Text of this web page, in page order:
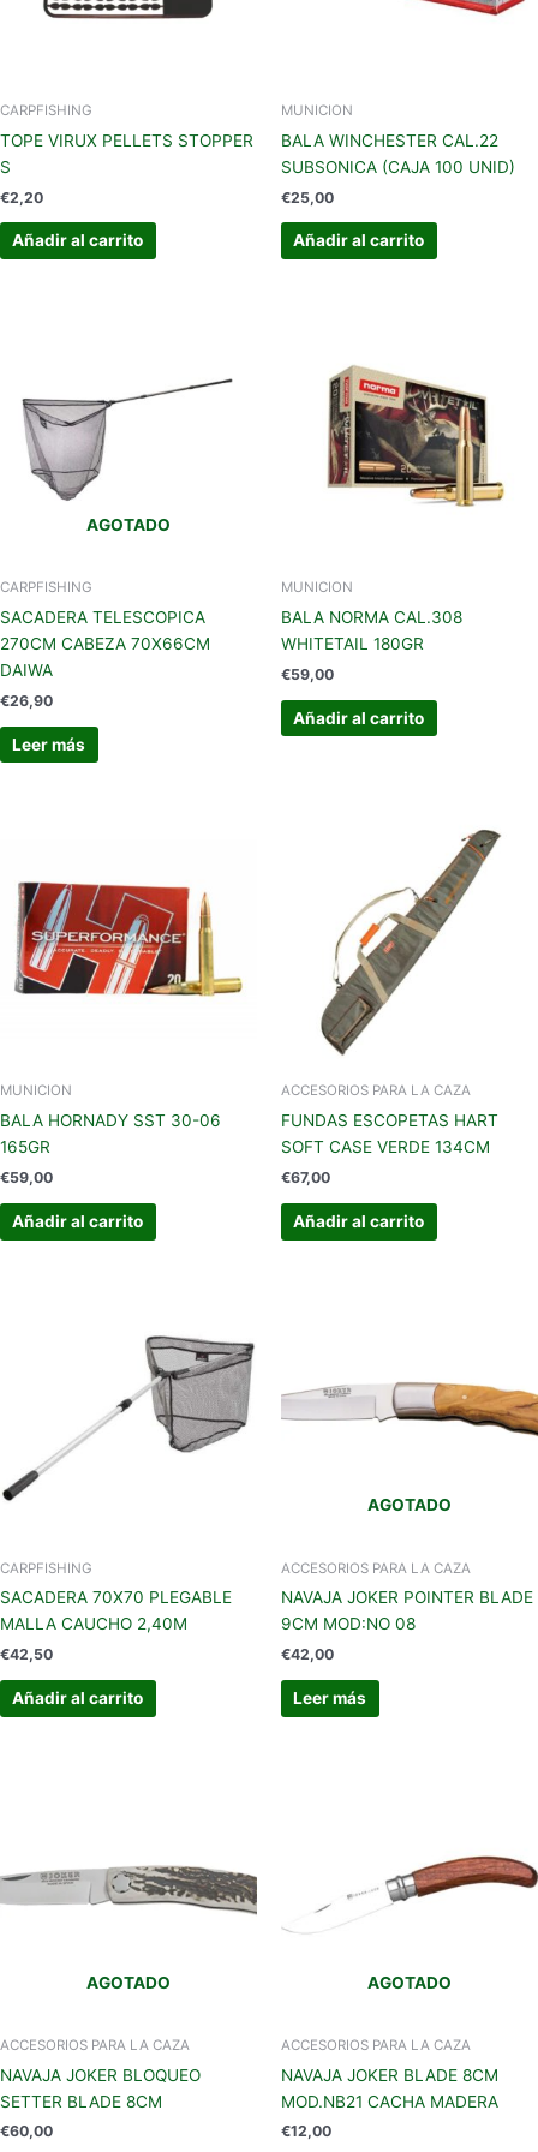
CARPFISHING
TOPE VIRUX PELLETS STOPPER
S
€2,20
Añadir al carrito
MUNICION
BALA WINCHESTER CAL.22
SUBSONICA (CAJA 100 UNID)
€25,00
Añadir al carrito
AGOTADO
CARPFISHING
SACADERA TELESCOPICA
270CM CABEZA 70X66CM
DAIWA
€26,90
Leer más
MUNICION
BALA NORMA CAL.308
WHITETAIL 180GR
€59,00
Añadir al carrito
MUNICION
BALA HORNADY SST 30-06
165GR
€59,00
Añadir al carrito
ACCESORIOS PARA LA CAZA
FUNDAS ESCOPETAS HART
SOFT CASE VERDE 134CM
€67,00
Añadir al carrito
CARPFISHING
SACADERA 70X70 PLEGABLE
MALLA CAUCHO 2,40M
€42,50
Añadir al carrito
AGOTADO
ACCESORIOS PARA LA CAZA
NAVAJA JOKER POINTER BLADE
9CM MOD:NO 08
€42,00
Leer más
AGOTADO
ACCESORIOS PARA LA CAZA
NAVAJA JOKER BLOQUEO
SETTER BLADE 8CM
€60,00
AGOTADO
ACCESORIOS PARA LA CAZA
NAVAJA JOKER BLADE 8CM
MOD.NB21 CACHA MADERA
€12,00